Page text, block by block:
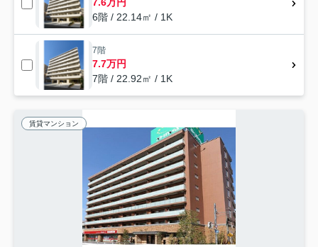
7.6万円
6階 / 22.14㎡ / 1K
7階
7.7万円
7階 / 22.92㎡ / 1K
賃貸マンション